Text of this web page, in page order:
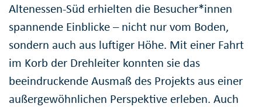
Altenessen-Süd erhielten die Besucher*innen
spannende Einblicke – nicht nur vom Boden,
sondern auch aus luftiger Höhe. Mit einer Fahrt
im Korb der Drehleiter konnten sie das
beeindruckende Ausmaß des Projekts aus einer
außergewöhnlichen Perspektive erleben. Auch